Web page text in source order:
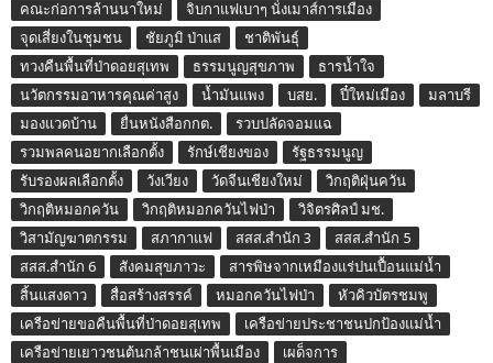
คณะก่อการล้านนาใหม่
จิบกาแฟเบาๆ นั่งเมาส์การเมือง
จุดเสี่ยงในชุมชน
ชัยภูมิ ป่าแส
ชาติพันธุ์
ทวงคืนพื้นที่ป่าดอยสุเทพ
ธรรมนูญสุขภาพ
ธารน้ำใจ
นวัตกรรมอาหารคุณค่าสูง
น้ำมันแพง บสย. ปี๋ใหม่เมือง
มลาบรี
มองแวดบ้าน
ยื่นหนังสือกกต.
รวบปลัดจอมแฉ
รวมพลคนอยากเลือกตั้ง
รักษ์เชียงของ
รัฐธรรมนูญ
รับรองผลเลือกตั้ง
วังเวียง วัดจีนเชียงใหม่
วิกฤติฝุ่นควัน
วิกฤติหมอกควัน
วิกฤติหมอกควันไฟป่า
วิจิตรศิลป์ มช.
วิสามัญฆาตกรรม
สภากาแฟ สสส.สำนัก 3
สสส.สำนัก 5
สสส.สำนัก 6
สังคมสุขภาวะ
สารพิษจากเหมืองแร่ปนเปื้อนแม่น้ำ
สิ้นแสงดาว
สื่อสร้างสรรค์ หมอกควันไฟป่า
หัวคิวบัตรชมพู
เครือข่ายขอคืนพื้นที่ป่าดอยสุเทพ
เครือข่ายประชาชนปกป้องแม่น้ำ
เครือข่ายเยาวชนต้นกล้าชนเผ่าพื้นเมือง
เผด็จการ